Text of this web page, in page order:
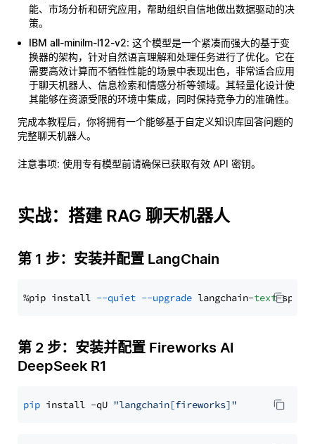
能、市场分析和研究应用，帮助组织自信地做出数据驱动的决
策。
IBM all-minilm-l12-v2: 这个模型是一个紧凑而强大的基于变
换器的架构，针对自然语言理解和处理任务进行了优化。它在
需要高效计算而不牺牲性能的场景中表现出色，非常适合应用
于聊天机器人、信息检索和情感分析等领域。其轻量化设计使
其能够在资源受限的环境中集成，同时保持竞争力的准确性。
完成本教程后，你将拥有一个能够基于自定义知识库回答问题的
完整聊天机器人。
注意事项: 使用专有模型前请确保已获取有效 API 密钥。
实战：搭建 RAG 聊天机器人
第 1 步：安装并配置 LangChain
%pip install --quiet --upgrade langchain-text
第 2 步：安装并配置 Fireworks AI
DeepSeek R1
pip install -qU "langchain[fireworks]"